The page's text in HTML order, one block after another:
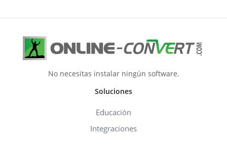
No necesitas instalar ningún software.
Soluciones
Educación
Integraciones